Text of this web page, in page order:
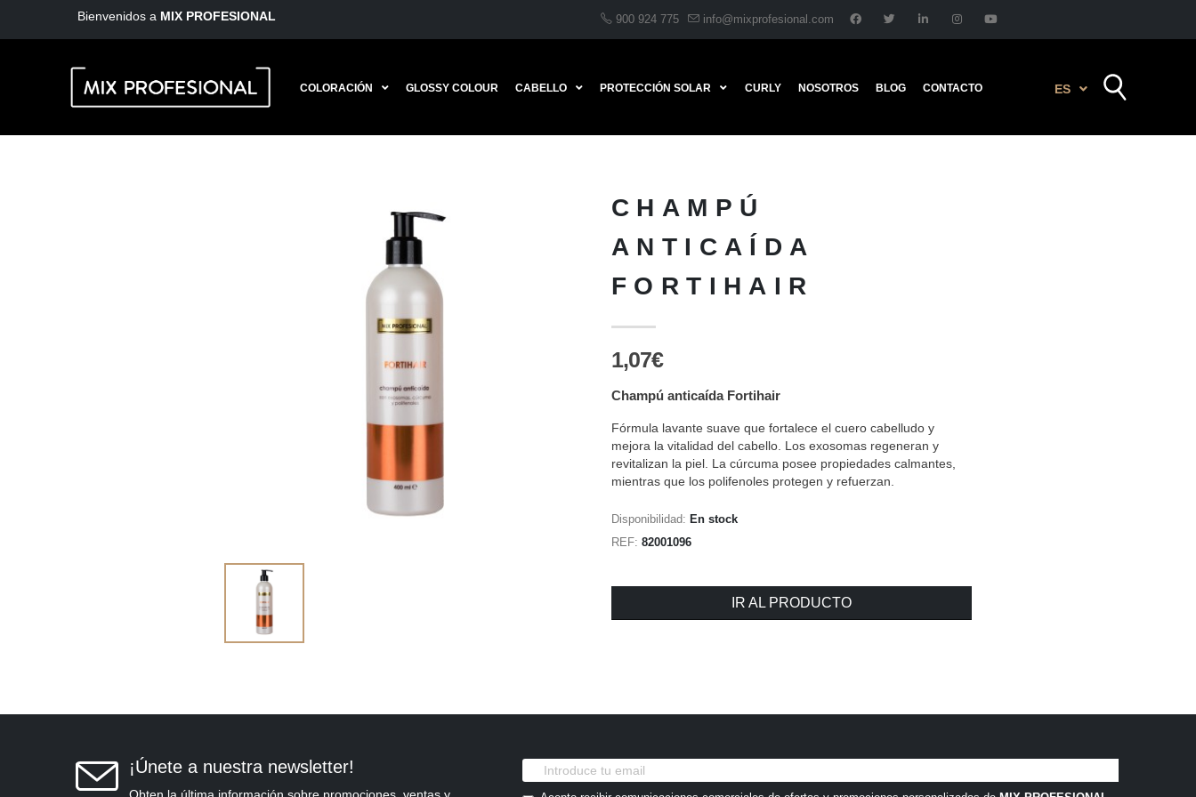
Bienvenidos a MIX PROFESIONAL 900 924 775 info@mixprofesional.com
COLORACIÓN GLOSSY COLOUR CABELLO PROTECCIÓN SOLAR CURLY NOSOTROS BLOG CONTACTO ES
CHAMPÚ
ANTICAÍDA
FORTIHAIR
1,07€
Champú anticaída Fortihair
Fórmula lavante suave que fortalece el cuero cabelludo y
mejora la vitalidad del cabello. Los exosomas regeneran y
revitalizan la piel. La cúrcuma posee propiedades calmantes,
mientras que los polifenoles protegen y refuerzan.
Disponibilidad: En stock
REF: 82001096
IR AL PRODUCTO
¡Únete a nuestra newsletter!